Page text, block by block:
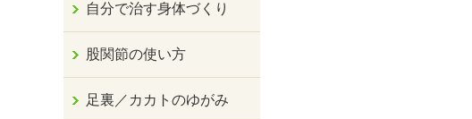
自分で治す身体づくり
股関節の使い方
足裏／カカトのゆがみ